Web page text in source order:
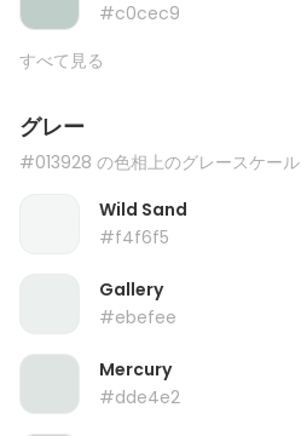
#c0cec9
すべて見る
グレー
#013928 の色相上のグレースケール
Wild Sand
#f4f6f5
Gallery
#ebefee
Mercury
#dde4e2